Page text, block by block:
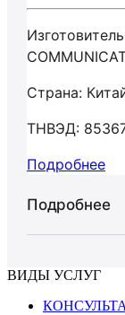
Страна:
ТНВЭД:
Подробнее
Подробнее
ВИДЫ УСЛУГ